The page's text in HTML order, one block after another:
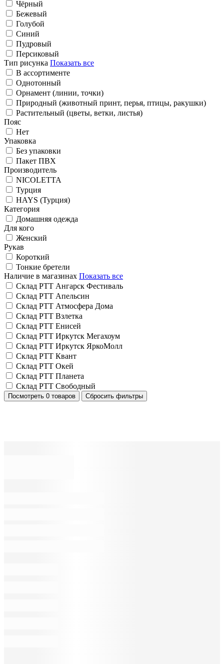
Чёрный
Бежевый
Голубой
Синий
Пудровый
Персиковый
Тип рисунка Показать все
В ассортименте
Однотонный
Орнамент (линии, точки)
Природный (животный принт, перья, птицы, ракушки)
Растительный (цветы, ветки, листья)
Пояс
Нет
Упаковка
Без упаковки
Пакет ПВХ
Производитель
NICOLETTA
Турция
HAYS (Турция)
Категория
Домашняя одежда
Для кого
Женский
Рукав
Короткий
Тонкие бретели
Наличие в магазинах Показать все
Склад РТТ Ангарск Фестиваль
Склад РТТ Апельсин
Склад РТТ Атмосфера Дома
Склад РТТ Взлетка
Склад РТТ Енисей
Склад РТТ Иркутск Мегахоум
Склад РТТ Иркутск ЯркоМолл
Склад РТТ Квант
Склад РТТ Окей
Склад РТТ Планета
Склад РТТ Свободный
Посмотреть 0 товаров Сбросить фильтры